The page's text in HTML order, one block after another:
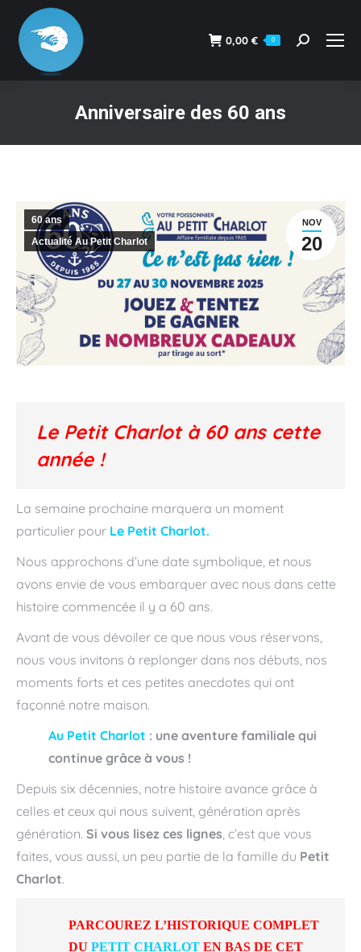
0,00 € 0
Recherche
Anniversaire des 60 ans
NOV
20
60 ans
Actualité Au Petit Charlot
Le Petit Charlot à 60 ans cette
année !
La semaine prochaine marquera un moment
particulier pour Le Petit Charlot.
Nous approchons d’une date symbolique, et nous
avons envie de vous embarquer avec nous dans cette
histoire commencée il y a 60 ans.
Avant de vous dévoiler ce que nous vous réservons,
nous vous invitons à replonger dans nos débuts, nos
moments forts et ces petites anecdotes qui ont
façonné notre maison.
Au Petit Charlot : une aventure familiale qui
continue grâce à vous !
Depuis six décennies, notre histoire avance grâce à
celles et ceux qui nous suivent, génération après
génération. Si vous lisez ces lignes , c’est que vous
faites, vous aussi, un peu partie de la famille du Petit
Charlot.
PARCOUREZ L’HISTORIQUE COMPLET
DU PETIT CHARLOT EN BAS DE CET